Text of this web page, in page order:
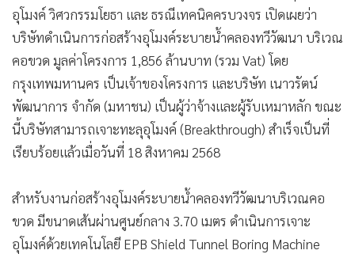
อุโมงค์ วิศวกรรมโยธา และ ธรณีเทคนิคครบวงจร เปิดเผยว่า
บริษัทดำเนินการก่อสร้างอุโมงค์ระบายน้ำคลองทวีวัฒนา บริเวณ
คอขวด มูลค่าโครงการ 1,856 ล้านบาท (รวม Vat) โดย
กรุงเทพมหานคร เป็นเจ้าของโครงการ และบริษัท เนาวรัตน์
พัฒนาการ จำกัด (มหาชน) เป็นผู้ว่าจ้างและผู้รับเหมาหลัก ขณะ
นี้บริษัทสามารถเจาะทะลุอุโมงค์ (Breakthrough) สำเร็จเป็นที่
เรียบร้อยแล้วเมื่อวันที่ 18 สิงหาคม 2568
สำหรับงานก่อสร้างอุโมงค์ระบายน้ำคลองทวีวัฒนาบริเวณคอ
ขวด มีขนาดเส้นผ่านศูนย์กลาง 3.70 เมตร ดำเนินการเจาะ
อุโมงค์ด้วยเทคโนโลยี EPB Shield Tunnel Boring Machine